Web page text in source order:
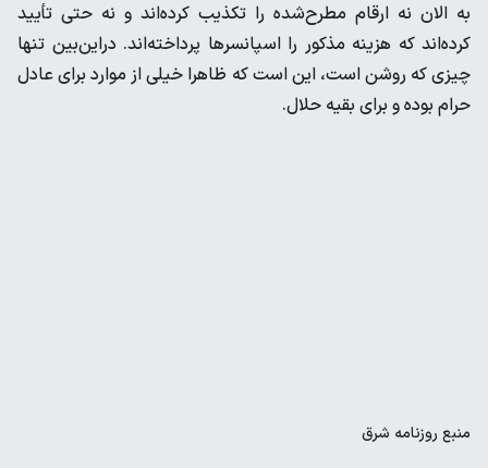
به الان نه ارقام مطرح‌شده را تکذیب کرده‌اند و نه حتی تأیید
کرده‌اند که هزینه مذکور را اسپانسر‌ها پرداخته‌اند. در‌این‌بین تنها
چیزی که روشن است، این است که ظاهرا خیلی از موارد برای عادل
حرام بوده و برای بقیه حلال.
منبع روزنامه شرق